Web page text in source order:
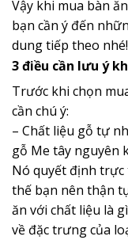
Vậy khi mua bàn
bạn cần ý đến
dung tiếp theo nhé!
3 điều cần lưu ý
Trước khi chọn
cần chú ý:
– Chất liệu gỗ tự
gỗ Me tây nguyên
Nó quyết định trực
thế bạn nên thận
ăn với chất liệu là
về đặc trưng của